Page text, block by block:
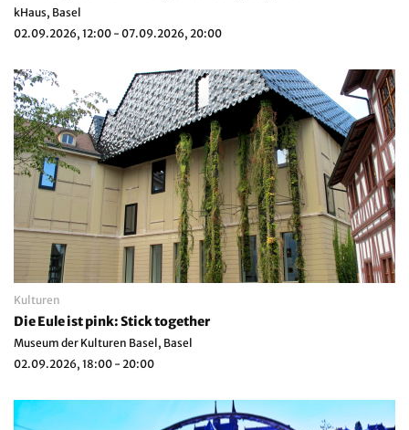
kHaus, Basel
02.09.2026, 12:00 - 07.09.2026, 20:00
Kulturen
Die Eule ist pink: Stick together
Museum der Kulturen Basel, Basel
02.09.2026, 18:00 - 20:00